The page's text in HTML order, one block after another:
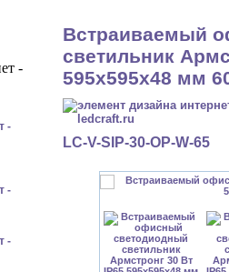
Встраиваемый
светильник
595x595x48 мм
LC-V-SIP-30-OP-W-65